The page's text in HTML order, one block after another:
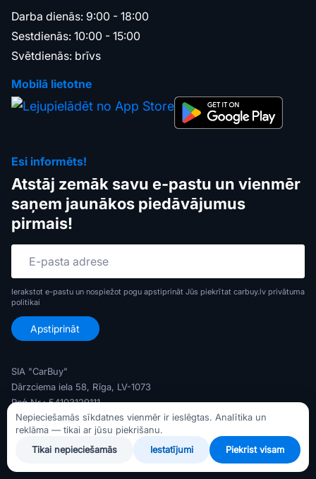
Darba dienās: 9:00 - 18:00
Sestdienās: 10:00 - 15:00
Svētdienās: brīvs
Mobilā lietotne
Esi informēts!
Atstāj zemāk savu e-pastu un vienmēr
saņem jaunākos piedāvājumus
pirmais!
Ierakstot e-pastu un nospiežot pogu apstiprināt Jūs piekrītat carbuy.lv privātuma
politikai
SIA "CarBuy"
Dārzciema iela 58, Rīga, LV-1073
Reģ Nr.: 54103129111
PVN Nr.: LV54103129111
Banka: AS Swedbank
Nepieciešamās sīkdatnes vienmēr ir ieslēgtas. Analītika un
reklāma — tikai ar jūsu piekrišanu.
Tikai nepieciešamās
Iestatījumi Piekrist visam